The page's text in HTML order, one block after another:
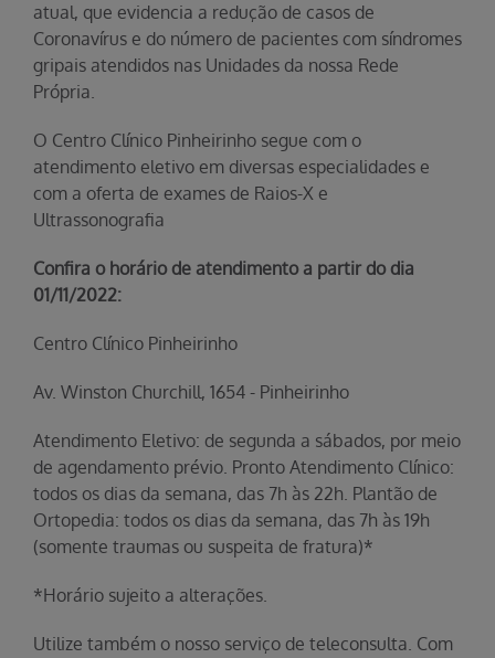
atual, que evidencia a redução de casos de
Coronavírus e do número de pacientes com síndromes
gripais atendidos nas Unidades da nossa Rede
Própria.
O Centro Clínico Pinheirinho segue com o
atendimento eletivo em diversas especialidades e
com a oferta de exames de Raios-X e
Ultrassonografia
Confira o horário de atendimento a partir do dia
01/11/2022:
Centro Clínico Pinheirinho
Av. Winston Churchill, 1654 - Pinheirinho
Atendimento Eletivo: de segunda a sábados, por meio
de agendamento prévio. Pronto Atendimento Clínico:
todos os dias da semana, das 7h às 22h. Plantão de
Ortopedia: todos os dias da semana, das 7h às 19h
(somente traumas ou suspeita de fratura)*
*Horário sujeito a alterações.
Utilize também o nosso serviço de teleconsulta. Com